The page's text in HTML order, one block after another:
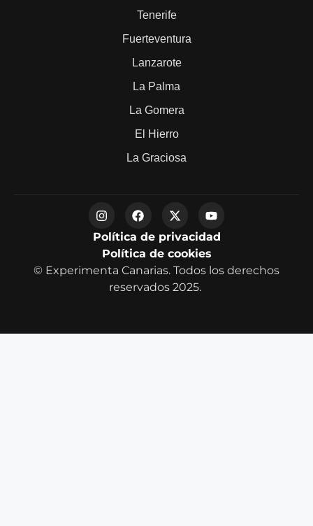
Tenerife
Fuerteventura
Lanzarote
La Palma
La Gomera
El Hierro
La Graciosa
© Experimenta Canarias. Todos los derechos
reservados 2025.
Política de privacidad
Política de cookies